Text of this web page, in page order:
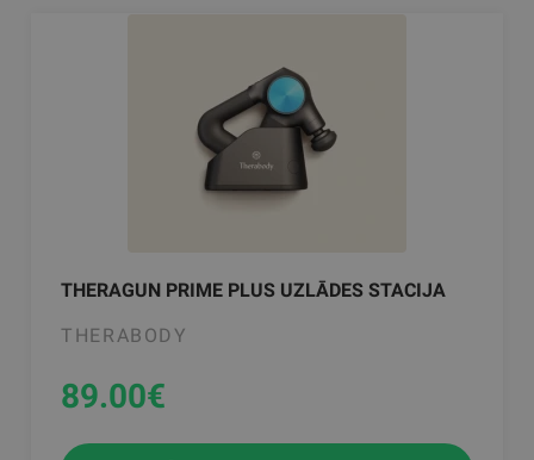
THERAGUN PRIME PLUS UZLĀDES STACIJA
THERABODY
89.00€